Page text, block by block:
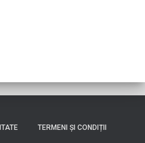
TERMENI ȘI CONDIȚII